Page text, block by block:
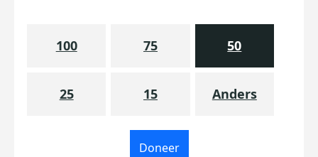
100 75 50
25 15 Anders
Doneer